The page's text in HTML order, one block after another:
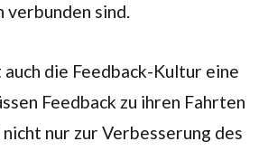
verbunden sind.
die Feedback-Kultur eine
Feedback zu ihren Fahrten
nur zur Verbesserung des